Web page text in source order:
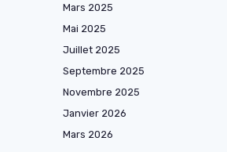
Mars 2025
Mai 2025
Juillet 2025
Septembre 2025
Novembre 2025
Janvier 2026
Mars 2026